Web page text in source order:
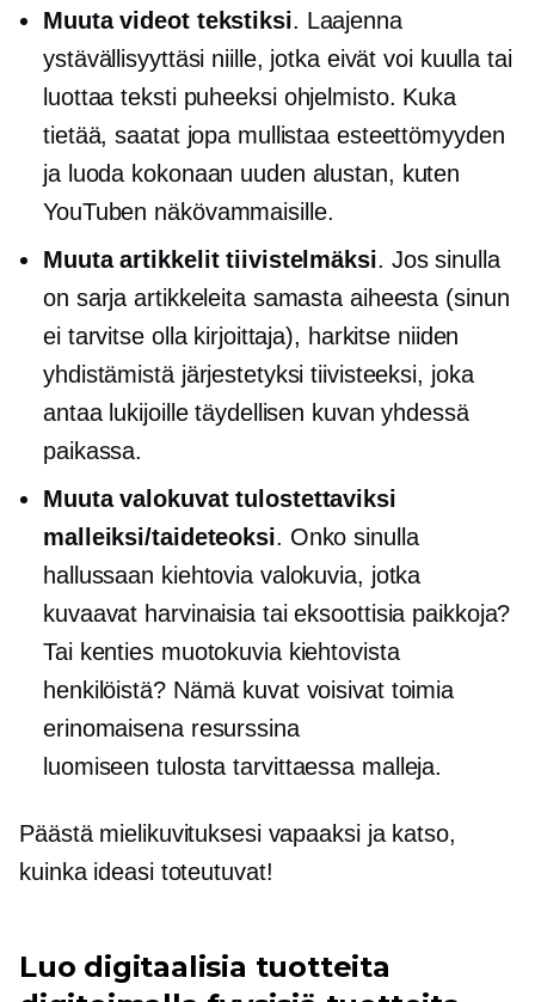
Muuta videot tekstiksi. Laajenna
ystävällisyyttäsi niille, jotka eivät voi kuulla tai
luottaateksti puheeksiohjelmisto. Kuka
tietää, saatat jopa mullistaa esteettömyyden
ja luoda kokonaan uuden alustan, kuten
YouTuben näkövammaisille.
Muuta artikkelit tiivistelmäksi. Jos sinulla
on sarja artikkeleita samasta aiheesta (sinun
ei tarvitse olla kirjoittaja), harkitse niiden
yhdistämistä järjestetyksi tiivisteeksi, joka
antaa lukijoille täydellisen kuvan yhdessä
paikassa.
Muuta valokuvat tulostettaviksi
malleiksi/taideteoksi. Onko sinulla
hallussaan kiehtovia valokuvia, jotka
kuvaavat harvinaisia ​​tai eksoottisia paikkoja?
Tai kenties muotokuvia kiehtovista
henkilöistä? Nämä kuvat voisivat toimia
erinomaisena resurssina
luomiseentulosta tarvittaessa malleja.
Päästä mielikuvituksesi vapaaksi ja katso,
kuinka ideasi toteutuvat!
Luo digitaalisia tuotteita